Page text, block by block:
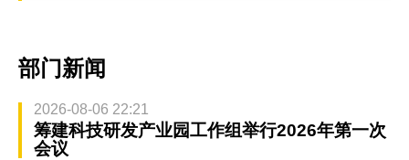
部门新闻
2026-08-06 22:21
筹建科技研发产业园工作组举行2026年第一次
会议